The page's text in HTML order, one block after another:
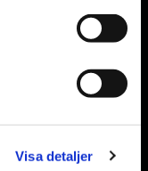
Visa detaljer